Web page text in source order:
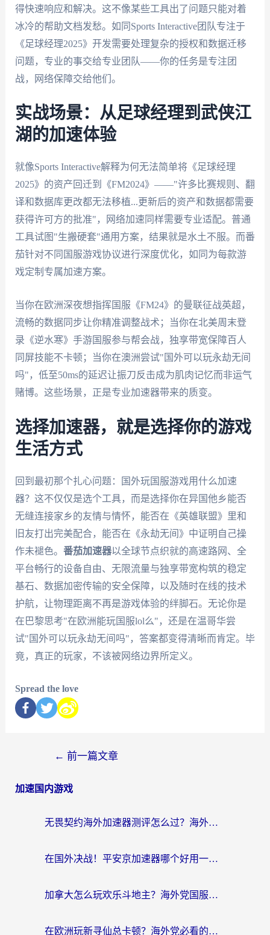
得快速响应和解决。这不像某些工具出了问题只能对着
冰冷的帮助文档发愁。如同Sports Interactive团队专注于
《足球经理2025》开发需要处理复杂的授权和数据迁移
问题，专业的事交给专业团队——你的任务是专注团
战，网络保障交给他们。
实战场景：从足球经理到武侠江
湖的加速体验
就像Sports Interactive解释为何无法简单将《足球经理
2025》的资产回迁到《FM2024》——"许多比赛规则、翻
译和数据库更改都无法移植...更新后的资产和数据都需要
获得许可方的批准"，网络加速同样需要专业适配。普通
工具试图"生搬硬套"通用方案，结果就是水土不服。而番
茄针对不同国服游戏协议进行深度优化，如同为每款游
戏定制专属加速方案。
当你在欧洲深夜想指挥国服《FM24》的曼联征战英超，
流畅的数据同步让你精准调整战术；当你在北美周末登
录《逆水寒》手游国服参与帮会战，独享带宽保障百人
同屏技能不卡顿；当你在澳洲尝试"国外可以玩永劫无间
吗"，低至50ms的延迟让振刀反击成为肌肉记忆而非运气
赌博。这些场景，正是专业加速器带来的质变。
选择加速器，就是选择你的游戏
生活方式
回到最初那个扎心问题：国外玩国服游戏用什么加速
器？这不仅仅是选个工具，而是选择你在异国他乡能否
无缝连接家乡的友情与情怀，能否在《英雄联盟》里和
旧友打出完美配合，能否在《永劫无间》中证明自己操
作未褪色。 番茄加速器以全球节点织就的高速路网、全
平台畅行的设备自由、无限流量与独享带宽构筑的稳定
基石、数据加密传输的安全保障，以及随时在线的技术
护航，让物理距离不再是游戏体验的绊脚石。无论你是
在巴黎思考"在欧洲能玩国服lol么"，还是在温哥华尝
试"国外可以玩永劫无间吗"，答案都变得清晰而肯定。毕
竟，真正的玩家，不该被网络边界所定义。
Spread the love
← 前一篇文章
加速国内游戏
无畏契约海外加速器测评怎么过？海外玩家亲测实用指南（附小众技巧）
在国外决战！平安京加速器哪个好用一点？老玩家亲测番茄加速器全解析
加拿大怎么玩欢乐斗地主？海外党国服游戏加速终极指南（附绝地求生未来之役300英雄实测）
在欧洲玩新寻仙总卡顿？海外党必看的国服游戏加速全攻略